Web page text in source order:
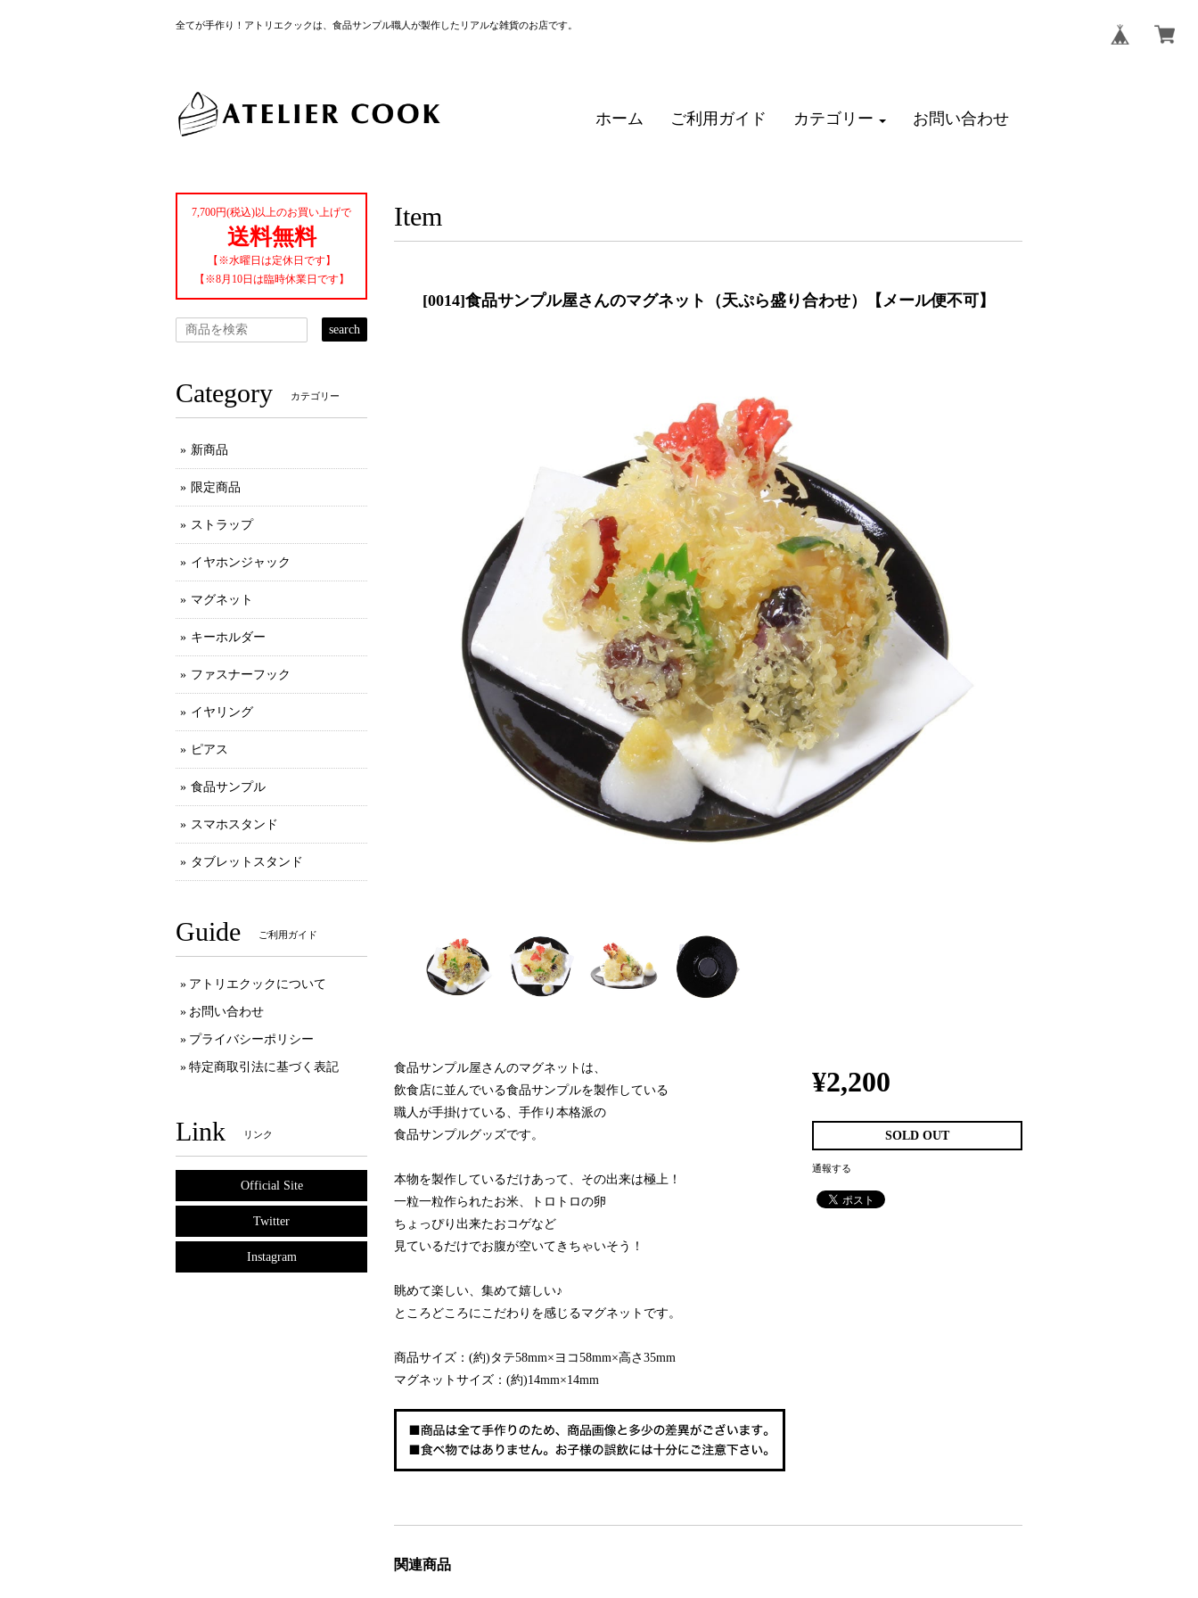
全てが手作り！アトリエクックは、食品サンプル職人が製作したリアルな雑貨のお店です。
ホーム ご利用ガイド カテゴリー お問い合わせ
Item
[0014]食品サンプル屋さんのマグネット（天ぷら盛り合わせ）【メール便不可】
食品サンプル屋さんのマグネットは、
飲食店に並んでいる食品サンプルを製作している
職人が手掛けている、手作り本格派の
食品サンプルグッズです。
本物を製作しているだけあって、その出来は極上！
一粒一粒作られたお米、トロトロの卵
ちょっぴり出来たおコゲなど
見ているだけでお腹が空いてきちゃいそう！
眺めて楽しい、集めて嬉しい♪
ところどころにこだわりを感じるマグネットです。
商品サイズ：(約)タテ58mm×ヨコ58mm×高さ35mm
マグネットサイズ：(約)14mm×14mm
¥2,200
SOLD OUT
通報する
関連商品
7,700円(税込)以上のお買い上げで
送料無料
【※水曜日は定休日です】
【※8月10日は臨時休業日です】
search
Category カテゴリー
新商品
限定商品
ストラップ
イヤホンジャック
マグネット
キーホルダー
ファスナーフック
イヤリング
ピアス
食品サンプル
スマホスタンド
タブレットスタンド
Guide ご利用ガイド
アトリエクックについて
お問い合わせ
プライバシーポリシー
特定商取引法に基づく表記
Link リンク
Official Site
Twitter
Instagram